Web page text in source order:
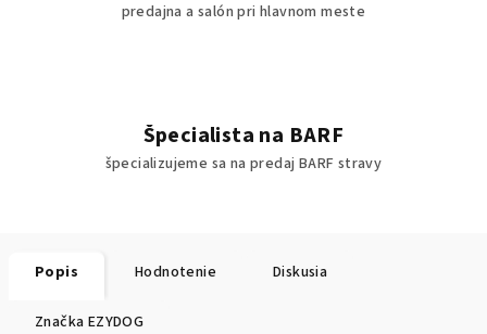
predajna a salón pri hlavnom meste
Špecialista na BARF
špecializujeme sa na predaj BARF stravy
Popis Hodnotenie Diskusia
Značka EZYDOG